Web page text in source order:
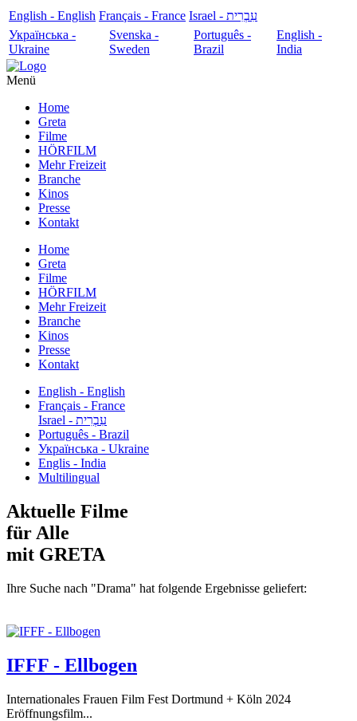
English - English Français - France
עִבְרִית - Israel
Українська -
Ukraine
Svenska -
Sweden
Português -
Brazil
English -
India
Menü
Home
Greta
Filme
HÖRFILM
Mehr Freizeit
Branche
Kinos
Presse
Kontakt
Home
Greta
Filme
HÖRFILM
Mehr Freizeit
Branche
Kinos
Presse
Kontakt
English - English
Français - France
עִבְרִית - Israel
Português - Brazil
Українська - Ukraine
Englis - India
Multilingual
Aktuelle Filme
für Alle
mit GRETA
Ihre Suche nach "Drama" hat folgende Ergebnisse geliefert:
IFFF - Ellbogen
Internationales Frauen Film Fest Dortmund + Köln 2024
Eröffnungsfilm...